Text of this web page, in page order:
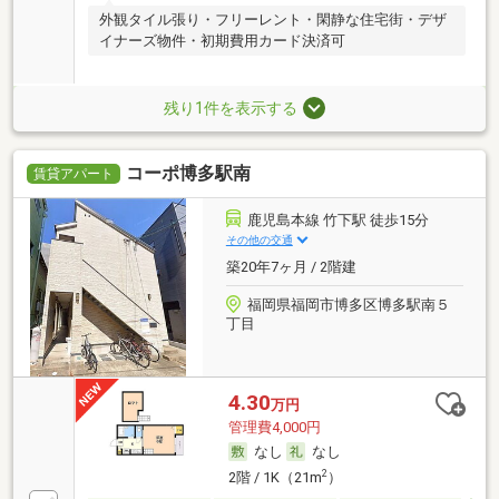
外観タイル張り・フリーレント・閑静な住宅街・デザ
イナーズ物件・初期費用カード決済可
残り1件を表示する
賃貸アパート コーポ博多駅南
鹿児島本線 竹下駅 徒歩15分
その他の交通
築20年7ヶ月 / 2階建
福岡県福岡市博多区博多駅南５
丁目
4.30万円
管理費4,000円
なし
なし
2階 / 1K（21m2）